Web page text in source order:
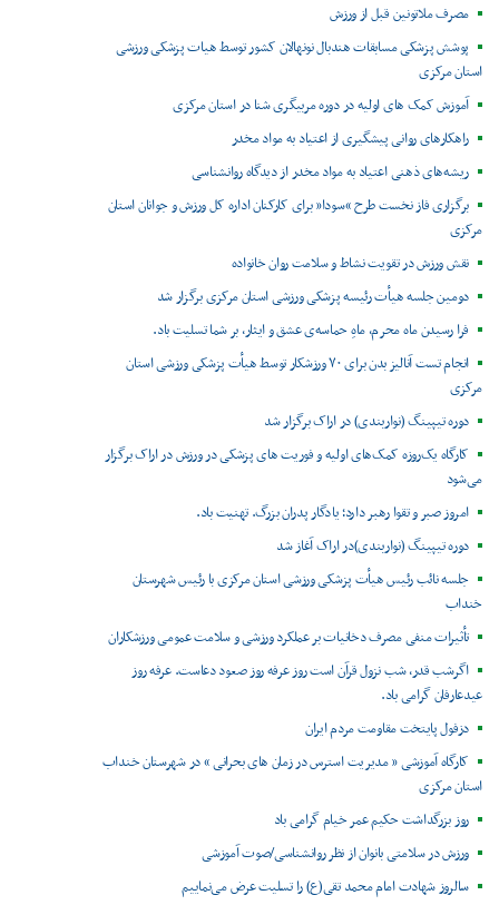
مصرف ملاتونین قبل از ورزش
پوشش پزشکی مسابقات هندبال نونهالان کشور توسط هیات پزشکی ورزشی
استان مرکزی
آموزش کمک های اولیه در دوره مربیگری شنا در استان مرکزی
راهکارهای روانی پیشگیری از اعتیاد به مواد مخدر
ریشه‌های ذهنی اعتیاد به مواد مخدر از دیدگاه روانشناسی
برگزاری فاز نخست طرح “سودا” برای کارکنان اداره کل ورزش و جوانان استان
مرکزی
نقش ورزش در تقویت نشاط و سلامت روان خانواده
دومین جلسه هیأت رئیسه پزشکی ورزشی استان مرکزی برگزار شد
فرا رسیدن ماه محرم، ماهِ حماسه‌ی عشق و ایثار، بر شما تسلیت باد.
انجام تست آنالیز بدن برای ۷۰ ورزشکار توسط هیأت پزشکی ورزشی استان
مرکزی
دوره تیپینگ (نواربندی) در اراک برگزار شد
کارگاه یک‌روزه کمک‌های اولیه و فوریت های پزشکی در ورزش در اراک برگزار
می‌شود
امروز صبر و تقوا رهبر دارد؛ یادگار پدران بزرگ. تهنیت باد.
دوره تیپینگ (نواربندی)در اراک آغاز شد
جلسه نائب رئیس هیأت پزشکی ورزشی استان مرکزی با رئیس شهرستان
خنداب
تأثیرات منفی مصرف دخانیات بر عملکرد ورزشی و سلامت عمومی ورزشکاران
اگرشب قدر، شب نزول قرآن است روز عرفه روز صعود دعاست. عرفه روز
عیدعارفان گرامی باد.
دزفول پایتخت مقاومت مردم ایران
کارگاه آموزشی « مدیریت استرس در زمان های بحرانی » در شهرستان خنداب
استان مرکزی
روز بزرگداشت حکیم عمر خیام گرامی باد
ورزش در سلامتی بانوان از نظر روانشناسی/صوت آموزشی
سالروز شهادت امام محمد تقی(ع) را تسلیت عرض می‌نماییم